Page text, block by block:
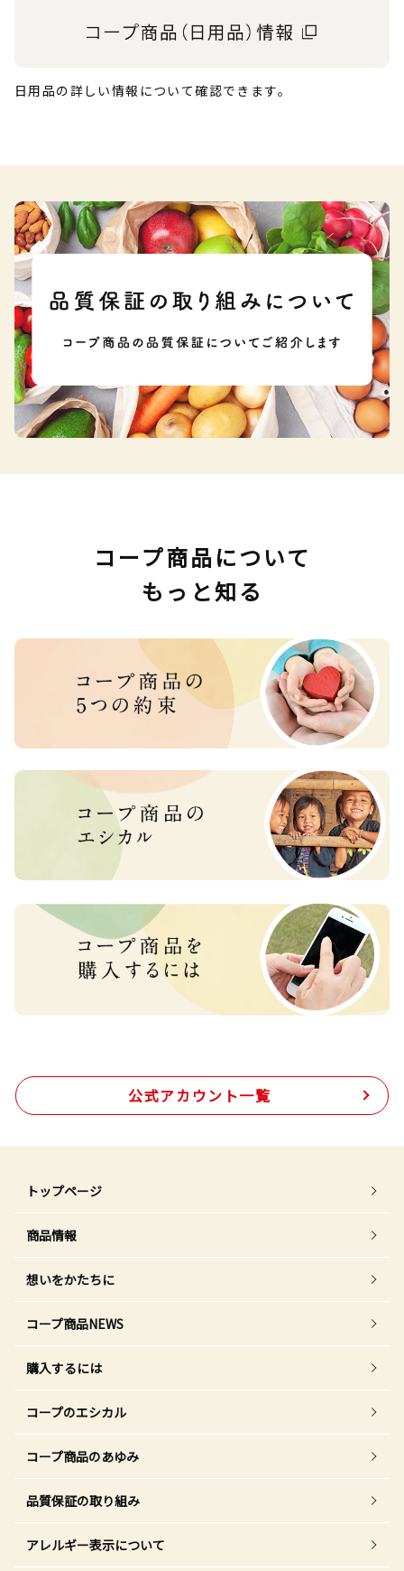
日用品の詳しい情報について確認できます。
コープ商品について
もっと知る
公式アカウント一覧
トップページ
商品情報
想いをかたちに
コープ商品NEWS
購入するには
コープのエシカル
コープ商品のあゆみ
品質保証の取り組み
アレルギー表示について